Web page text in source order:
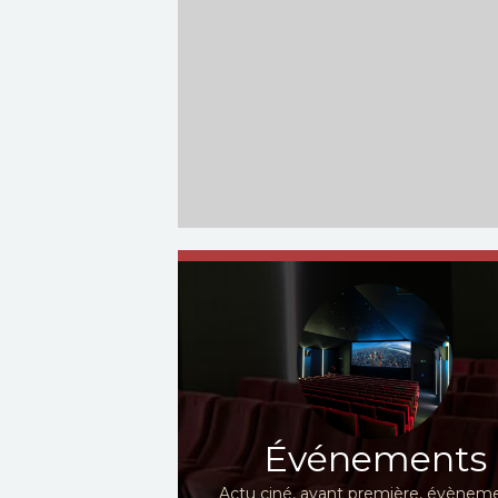
Événements
Actu ciné, avant première,